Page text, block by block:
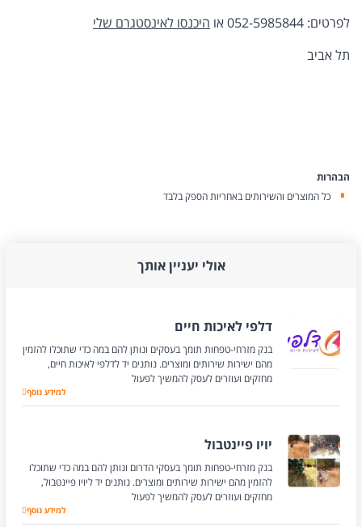
לפרטים: 052-5985844 או
היכנסו לאינסטגרם שלי
תל אביב
הבהרות
כל המוצרים והשירותים באחריות הספק בלבד
אולי יעניין אותך
דלפי לאיכות חיים
בנק מזרחי-טפחות תומך בעסקים ונותן להם במה כדי שתוכלו להזמין
מהם ישירות שירותים ומוצרים. נותנים יד לדלפי לאיכות חיים,
מחזקים ועוזרים לעסק להמשיך לפעול
דלפי לאיכות חיים
למידע נוסף
יויו פיינטבול
בנק מזרחי-טפחות תומך בעסקי הדרום ונותן להם במה כדי שתוכלו
להזמין מהם ישירות שירותים ומוצרים. נותנים יד ליויו פיינטבול,
מחזקים ועוזרים לעסק להמשיך לפעול
יויו פיינטבול
למידע נוסף